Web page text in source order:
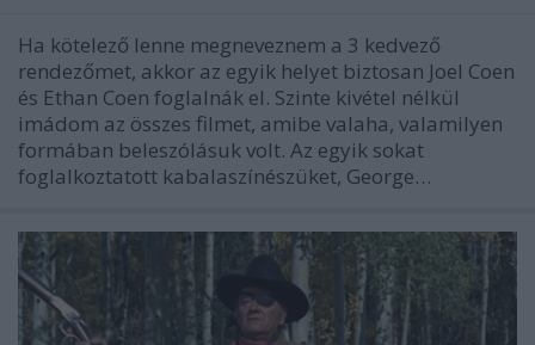
Ha kötelező lenne megneveznem a 3 kedvező
rendezőmet, akkor az egyik helyet biztosan Joel Coen
és Ethan Coen foglalnák el. Szinte kivétel nélkül
imádom az összes filmet, amibe valaha, valamilyen
formában beleszólásuk volt. Az egyik sokat
foglalkoztatott kabalaszínészüket, George…